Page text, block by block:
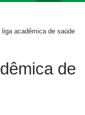
acadêmica de saúde
de